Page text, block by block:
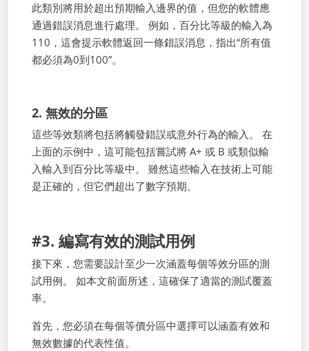
此類別將用於超出預期輸入邊界的值，但您的軟體應
通過錯誤消息進行處理。 例如，百分比等級的輸入為
110，這會提示軟體返回一條錯誤消息，指出“所有值
都必須為0到100”。
2. 無效的分區
這些等效類將包括將觸發錯誤或意外行為的輸入。 在
上面的示例中，這可能包括嘗試將 A+ 或 B 或類似輸
入輸入到百分比等級中。 雖然這些輸入在技術上可能
是正確的，但它們超出了數字預期。
#3. 編寫有效的測試用例
接下來，您需要設計至少一次涵蓋每個等效分區的測
試用例。 如本文前面所述，這確保了適當的測試覆蓋
率。
首先，您必須在每個等價分區中選擇可以涵蓋有效和
無效數據的代表性值。